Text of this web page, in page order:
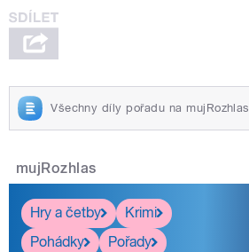
Všechny díly pořadu na mujRozhlas
mujRozhlas
Hry a četby
Krimi
Pohádky
Pořady